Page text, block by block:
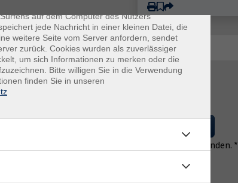
unseren Datenschutzbestimmungen einverstanden. *
die von einer Website gesendet und vom Webb
auf dem Computer des Nutzers
jede Nachricht in einer kleinen Datei, die
weitere Seite vom Server anfordern, sendet
zurück. Cookies wurden als zuverlässiger
um sich Informationen zu merken oder die
Bitte willigen Sie in die Verwendung
finden Sie in unseren